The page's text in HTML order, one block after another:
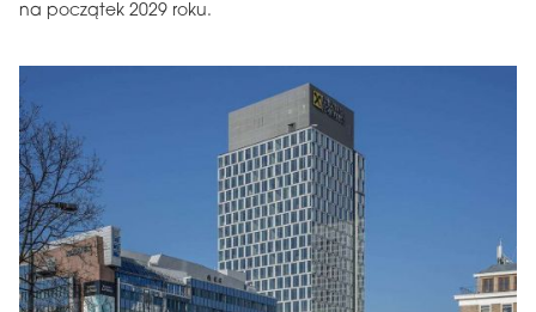
na początek 2029 roku.